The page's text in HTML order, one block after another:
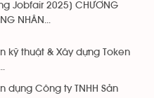
Jobfair 2025] CHƯƠNG
NHÂN...
kỹ thuật & Xây dựng Token
dụng Công ty TNHH Sản